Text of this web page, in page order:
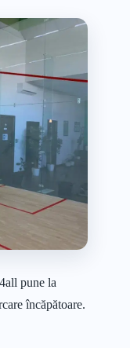
pune la
încăpătoare.